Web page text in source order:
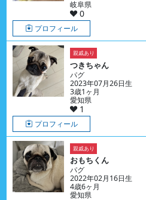
岐阜県
0
プロフィール
親戚あり
つきちゃん
パグ
2023年07月26日生
3歳1ヶ月
愛知県
1
プロフィール
親戚あり
おもちくん
パグ
2022年02月16日生
4歳6ヶ月
愛知県